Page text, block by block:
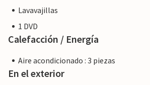
Lavavajillas
1 DVD
Calefacción / Energía
Aire acondicionado : 3 piezas
En el exterior